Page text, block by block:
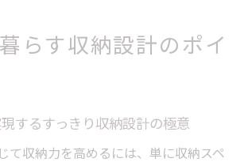
らす収納設計のポイ
するすっきり収納設計の極意
て収納力を高めるには、単に収納スペ